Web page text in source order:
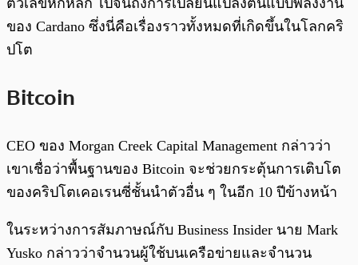
ตัวเลขหกหลัก ไปจนถึงการเปลี่ยนแปลงต้นแบบพลังงาน
ของ Cardano ซึ่งนี่คือเรื่องราวทั้งหมดที่เกิดขึ้นในโลกคริ
ปโต
Bitcoin
CEO ของ Morgan Creek Capital Management กล่าวว่า
เขาเชื่อว่าพื้นฐานของ Bitcoin จะช่วยกระตุ้นการเติบโต
ของคริปโตเคอเรนซี่ชั้นนำตัวอื่น ๆ ในอีก 10 ปีข้างหน้า
ในระหว่างการสัมภาษณ์กับ Business Insider นาย Mark
Yusko กล่าวว่าจำนวนผู้ใช้บนเครือข่ายและจำนวน